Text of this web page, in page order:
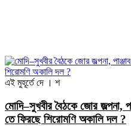
এই মুহূর্তে দে । শ
মোদি–সুখবীর বৈঠকে জোর
তে ফিরছে শিরোমণি অকালি দল ?